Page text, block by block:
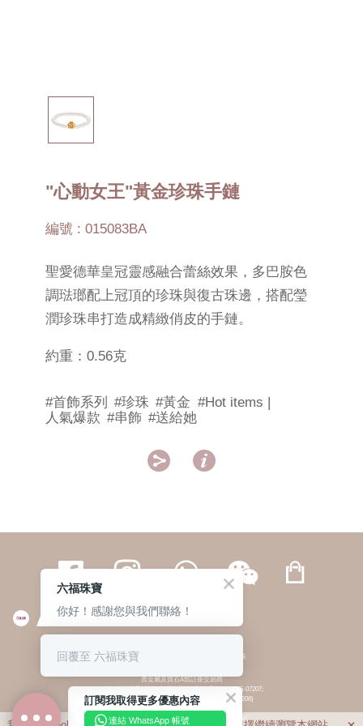
"心動女王"黃金珍珠手鏈
編號 : 015083BA
聖愛德華皇冠靈感融合蕾絲效果，多巴胺色
調琺瑯配上冠頂的珍珠與復古珠邊，搭配瑩
潤珍珠串打造成精緻俏皮的手鏈。
約重：0.56克
#首飾系列 #珍珠 #黃金 #Hot items |
人氣爆款 #串飾 #送給她
 
繁體 | 簡体
© 六福集團 版權所有 不得轉載 私隱政策
貴金屬及寶石A類註冊交易商
(六福企業禮品(國際)有限公司-註冊號碼:A-B-24-05-07207;
六福電子商貿有限公司-註冊號碼:A-B-24-05-07206)
貴金屬及寶石B類註冊交易商
(六福集團有限公司-註冊號碼:B-B-24-05-07258;
訂閱我取得更多優惠內容
連結 WhatsApp 帳號
六福珠寶
你好！感謝您與我們聯絡！
回覆至 六福珠寶